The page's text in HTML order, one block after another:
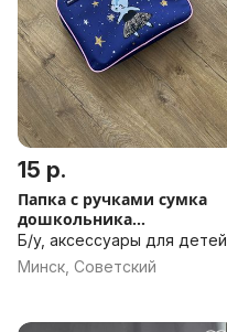
15 р.
Папка с ручками сумка
дошкольника
первоклассника
Б/у, аксессуары для детей
Минск, Советский